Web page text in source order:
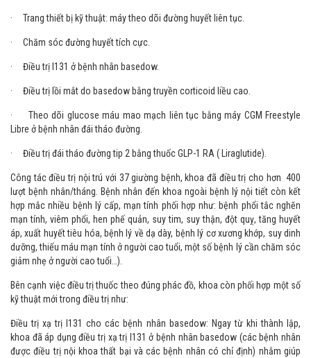
· Trang thiết bị kỹ thuật: máy theo dõi đường huyết liên tục.
· Chăm sóc đường huyết tích cực.
· Điều trị I131 ở bệnh nhân basedow.
· Điều trị lồi mắt do basedow bằng truyền corticoid liều cao.
· Theo dõi glucose máu mao mạch liên tục bằng máy CGM Freestyle
Libre ở bệnh nhân đái tháo đường.
· Điều trị đái tháo đường tip 2 bằng thuốc GLP-1 RA ( Liraglutide).
Công tác điều trị nội trú với 37 giường bệnh, khoa đã điều trị cho hơn 400
lượt bệnh nhân/tháng. Bệnh nhân đến khoa ngoài bệnh lý nội tiết còn kết
hợp mắc nhiều bệnh lý cấp, mạn tính phối hợp như: bệnh phổi tắc nghẽn
mạn tính, viêm phổi, hen phế quản, suy tim, suy thận, đột quỵ, tăng huyết
áp, xuất huyết tiêu hóa, bệnh lý về dạ dày, bệnh lý cơ xương khớp, suy dinh
dưỡng, thiếu máu mạn tính ở người cao tuổi, một số bệnh lý cần chăm sóc
giảm nhẹ ở người cao tuổi…).
Bên cạnh việc điều trị thuốc theo đúng phác đồ, khoa còn phối hợp một số
kỹ thuật mới trong điều trị như:
Điều trị xạ trị I131 cho các bệnh nhân basedow: Ngay từ khi thành lập,
khoa đã áp dụng điều trị xạ trị I131 ở bệnh nhân basedow (các bệnh nhân
được điều trị nội khoa thất bại và các bệnh nhân có chỉ định) nhằm giúp